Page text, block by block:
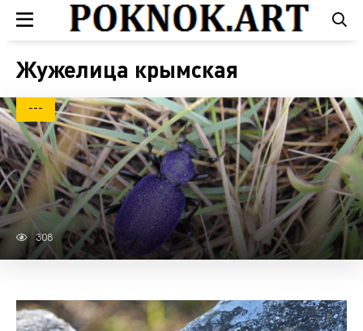
Жужелица крымская
---
308